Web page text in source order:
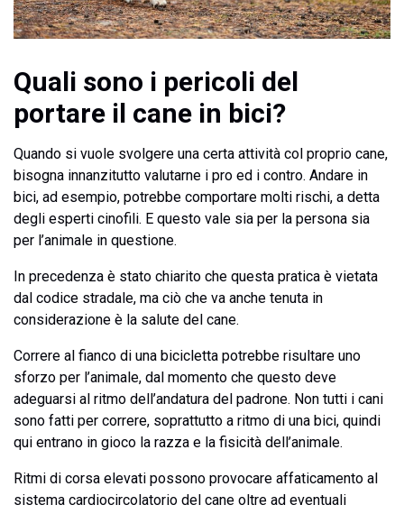
Quali sono i pericoli del
portare il cane in bici?
Quando si vuole svolgere una certa attività col proprio cane,
bisogna innanzitutto valutarne i pro ed i contro. Andare in
bici, ad esempio, potrebbe comportare molti rischi, a detta
degli esperti cinofili. E questo vale sia per la persona sia
per l’animale in questione.
In precedenza è stato chiarito che questa pratica è vietata
dal codice stradale, ma ciò che va anche tenuta in
considerazione è la salute del cane.
Correre al fianco di una bicicletta potrebbe risultare uno
sforzo per l’animale, dal momento che questo deve
adeguarsi al ritmo dell’andatura del padrone. Non tutti i cani
sono fatti per correre, soprattutto a ritmo di una bici, quindi
qui entrano in gioco la razza e la fisicità dell’animale.
Ritmi di corsa elevati possono provocare affaticamento al
sistema cardiocircolatorio del cane oltre ad eventuali